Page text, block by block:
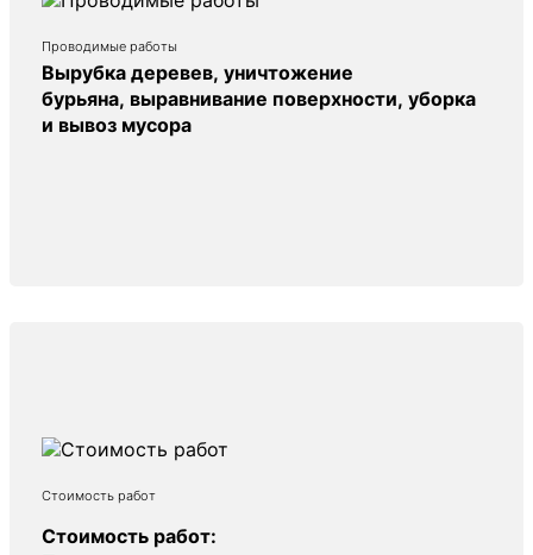
Проводимые работы
Вырубка деревев, уничтожение
бурьяна, выравнивание поверхности, уборка
и вывоз мусора
Стоимость работ
Стоимость работ: